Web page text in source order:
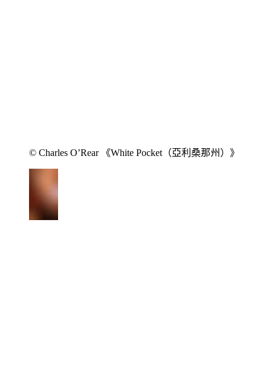
© Charles O’Rear 《White Pocket（亞利桑那州）》